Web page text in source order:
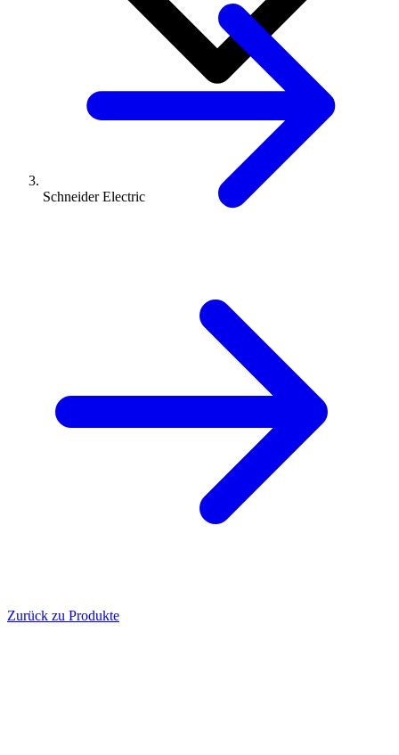
Schneider Electric
Zurück zu Produkte